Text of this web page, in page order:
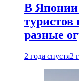
В Японии
разные
2 года спустя2